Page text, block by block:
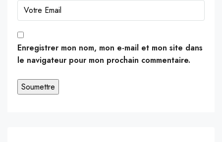
Enregistrer mon nom, mon e-mail et mon site dans
le navigateur pour mon prochain commentaire.